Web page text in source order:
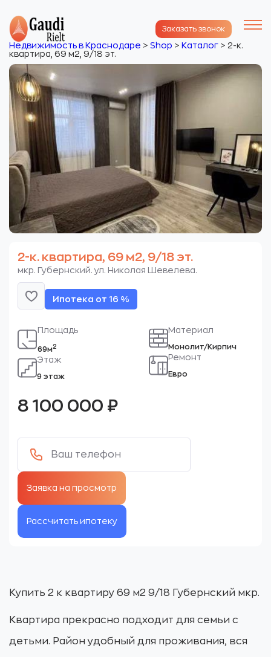
Заказать звонок
Недвижимость в Краснодаре > Shop > Каталог > 2-к.
квартира, 69 м2, 9/18 эт.
2-к. квартира, 69 м2, 9/18 эт.
мкр. Губернский. ул. Николая Шевелева.
Ипотека от 16 %
Площадь
69м2
Этаж
9 этаж
Материал
Монолит/Кирпич
Ремонт
Евро
8 100 000 ₽
Рассчитать ипотеку
Купить 2 к квартиру 69 м2 9/18 Губернский мкр.
Квартира прекрасно подходит для семьи с
детьми. Район удобный для проживания, вся